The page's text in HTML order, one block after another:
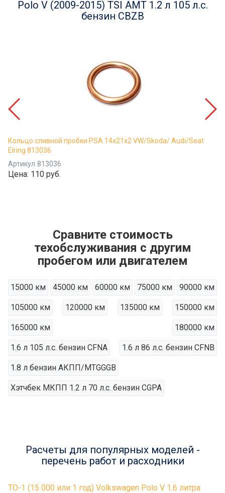
Polo V (2009-2015) TSI АМТ 1.2 л 105 л.с.
бензин CBZB
Кольцо сливной пробки PSA 14x21x2 VW/Skoda/ Audi/Seat
Elring 813036
Артикул 813036
Цена: 110 руб.
Сравните стоимость
техобслуживания с другим
пробегом или двигателем
15000 км 45000 км 60000 км 75000 км 90000 км
105000 км 120000 км 135000 км 150000 км
165000 км 180000 км
1.6 л 105 л.с. бензин CFNA 1.6 л 86 л.с. бензин CFNB
1.8 л бензин АКПП/МТGGGB
Хэтчбек МКПП 1.2 л 70 л.с. бензин CGPA
Расчеты для популярных моделей -
перечень работ и расходники
ТО-1 (15 000 или 1 год) Volkswagen Polo V 1.6 литра